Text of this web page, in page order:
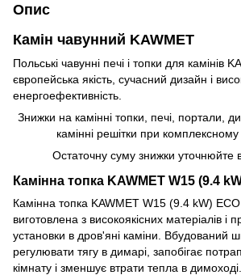
Опис
Камін чавунний KAWMET
Польські чавунні печі і топки для камінів
європейська якість, сучасний дизайн і
енергоефективність.
Знижки на камінні топки, печі, портали,
камінні решітки при
Остаточну суму знижки уточнюйте
Камінна топка KAWMET W15 (9.4
Камінна топка KAWMET W15 (9.4 kW) EСO
виготовлена з високоякісних матеріалів і
установки в дров'яні каміни. Вбудований
регулювати тягу в димарі, запобігає
кімнату і зменшує втрати тепла в